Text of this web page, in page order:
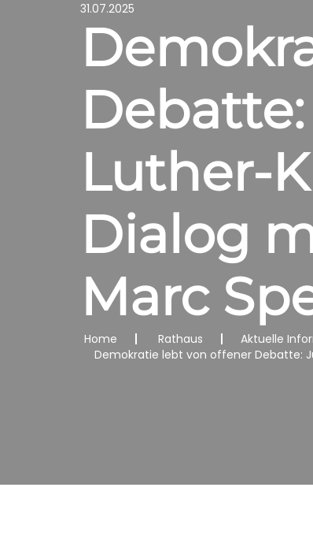
31.07.2025
Luther-
Dialog
Marc
Home Rathaus Aktuelle
Demokratie lebt von offener Debatte: